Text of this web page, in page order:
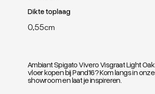
Dikte toplaag
0,55cm
Ambiant Spigato Vivero Visgraat Light
vloer kopen bij Pand16? Kom langs in onze
showroom en laat je inspireren.